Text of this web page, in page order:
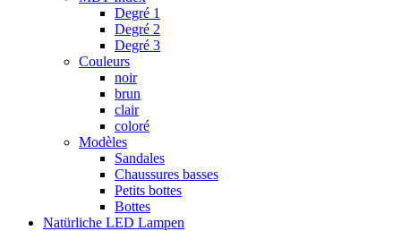
Degré 1
Degré 2
Degré 3
Couleurs
noir
brun
clair
coloré
Modèles
Sandales
Chaussures basses
Petits bottes
Bottes
Natürliche LED Lampen